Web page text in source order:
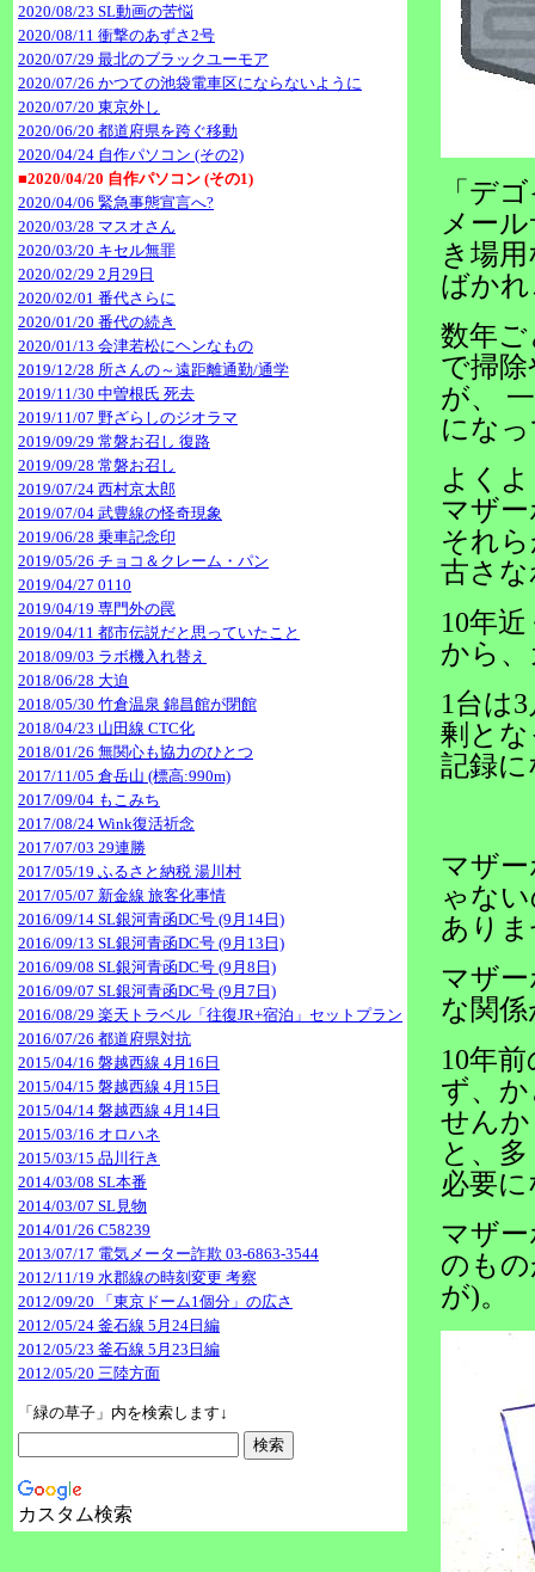
2020/08/23 SL動画の苦悩
2020/08/11 衝撃のあずさ2号
2020/07/29 最北のブラックユーモア
2020/07/26 かつての池袋電車区にならないように
2020/07/20 東京外し
2020/06/20 都道府県を跨ぐ移動
2020/04/24 自作パソコン (その2)
■2020/04/20 自作パソコン (その1)
2020/04/06 緊急事態宣言へ?
2020/03/28 マスオさん
2020/03/20 キセル無罪
2020/02/29 2月29日
2020/02/01 番代さらに
2020/01/20 番代の続き
2020/01/13 会津若松にヘンなもの
2019/12/28 所さんの～遠距離通勤/通学
2019/11/30 中曽根氏 死去
2019/11/07 野ざらしのジオラマ
2019/09/29 常磐お召し 復路
2019/09/28 常磐お召し
2019/07/24 西村京太郎
2019/07/04 武豊線の怪奇現象
2019/06/28 乗車記念印
2019/05/26 チョコ＆クレーム・パン
2019/04/27 0110
2019/04/19 専門外の罠
2019/04/11 都市伝説だと思っていたこと
2018/09/03 ラボ機入れ替え
2018/06/28 大迫
2018/05/30 竹倉温泉 錦昌館が閉館
2018/04/23 山田線 CTC化
2018/01/26 無関心も協力のひとつ
2017/11/05 倉岳山 (標高:990m)
2017/09/04 もこみち
2017/08/24 Wink復活祈念
2017/07/03 29連勝
2017/05/19 ふるさと納税 湯川村
2017/05/07 新金線 旅客化事情
2016/09/14 SL銀河青函DC号 (9月14日)
2016/09/13 SL銀河青函DC号 (9月13日)
2016/09/08 SL銀河青函DC号 (9月8日)
2016/09/07 SL銀河青函DC号 (9月7日)
2016/08/29 楽天トラベル「往復JR+宿泊」セットプラン
2016/07/26 都道府県対抗
2015/04/16 磐越西線 4月16日
2015/04/15 磐越西線 4月15日
2015/04/14 磐越西線 4月14日
2015/03/16 オロハネ
2015/03/15 品川行き
2014/03/08 SL本番
2014/03/07 SL見物
2014/01/26 C58239
2013/07/17 電気メーター詐欺 03-6863-3544
2012/11/19 水郡線の時刻変更 考察
2012/09/20 「東京ドーム1個分」の広さ
2012/05/24 釜石線 5月24日編
2012/05/23 釜石線 5月23日編
2012/05/20 三陸方面
「緑の草子」内を検索します↓
カスタム検索
「デ
メー
き場
ばか
数年
で掃
が、
にな
よく
マザ
それ
古さ
10年
から
1台は
剰と
記録
マザ
ゃな
あり
マザ
な関
10年
ず、
せん
と、
必要
マザー
のも
が)。